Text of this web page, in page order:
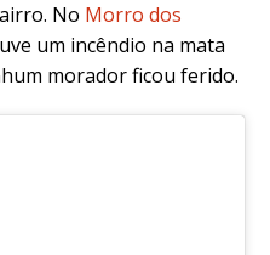
No Morro dos
um incêndio na mata
morador ficou ferido.